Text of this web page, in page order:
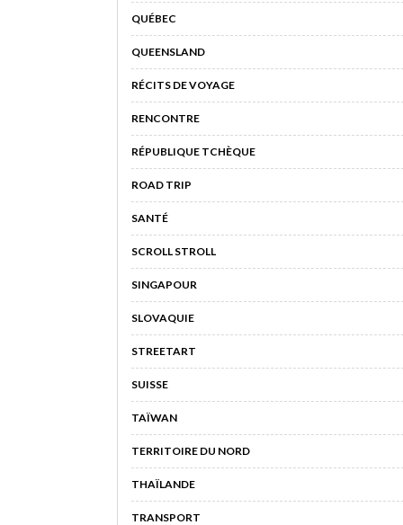
QUÉBEC
QUEENSLAND
RÉCITS DE VOYAGE
RENCONTRE
RÉPUBLIQUE TCHÈQUE
ROAD TRIP
SANTÉ
SCROLL STROLL
SINGAPOUR
SLOVAQUIE
STREETART
SUISSE
TAÏWAN
TERRITOIRE DU NORD
THAÏLANDE
TRANSPORT